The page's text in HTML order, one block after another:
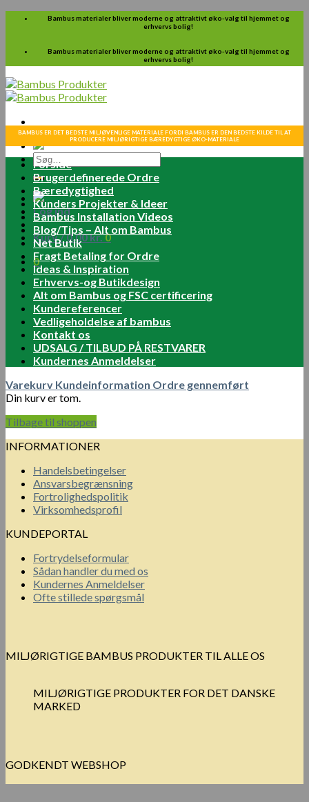
Skip
Bambus materialer bliver moderne og attraktivt øko-valg til hjemmet og
erhvervs bolig!
Bambus materialer bliver moderne og attraktivt øko-valg til hjemmet og
erhvervs bolig!
Søg
efter:
Log ind
Kurv /0.00kr.0
0
BAMBUS ER DET BEDSTE MILJØVENLIGE MATERIALE FORDI BAMBUS ER DEN BEDSTE KILDE TIL AT
PRODUCERE MILJØRIGTIGE BÆREDYGTIGE ØKO-MATERIALE
Forside
Brugerdefinerede Ordre
Bæredygtighed
Kunders Projekter & Ideer
Bambus Installation Videos
Blog/Tips – Alt om Bambus
Net Butik
Fragt Betaling for Ordre
Ideas & Inspiration
Erhvervs-og Butikdesign
Alt om Bambus og FSC certificering
Kundereferencer
Vedligeholdelse af bambus
Kontakt os
UDSALG / TILBUD PÅ RESTVARER
Kundernes Anmeldelser
Varekurv Kundeinformation Ordre gennemført
Din kurv er tom.
Tilbage til shoppen
INFORMATIONER
Handelsbetingelser
Ansvarsbegrænsning
Fortrolighedspolitik
Virksomhedsprofil
KUNDEPORTAL
Fortrydelseformular
Sådan handler du med os
Kundernes Anmeldelser
Ofte stillede spørgsmål
MILJØRIGTIGE BAMBUS PRODUKTER TIL ALLE OS
MILJØRIGTIGE PRODUKTER FOR DET DANSKE
MARKED
GODKENDT WEBSHOP